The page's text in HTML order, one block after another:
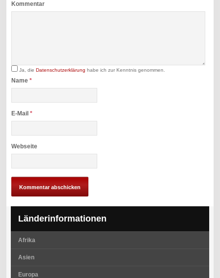
Kommentar
Ja, dieDatenschutzerklärung habe ich zur Kenntnis genommen.
Name*
E-Mail*
Webseite
Länderinformationen
Afrika
Asien
Europa